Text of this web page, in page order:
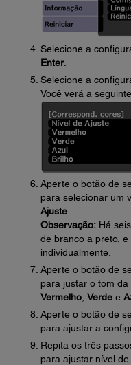
Selecione a
Enter.
Selecione a
Você verá a
Aperte o botão de
para selecionar um
Ajuste
Observação: Há
de branco a preto,
individualmente.
Aperte o botão de
para justar o tom
Vermelho Verde e
Aperte o botão de
para ajustar a
Repita os três
para ajustar nível de